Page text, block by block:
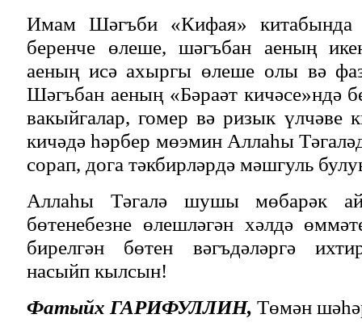
Имам Шәгъби «Кифая» китабында
беренче өлеше, шәгъбан аеның
аеның исә ахыргы өлеше олы вә
Шәгъбан аеның «Бәраәт кичәсе»ндә
вакыйгалар, гомер вә ризык үлчәве
кичәдә һәрбер мөэмин Аллаһы
сорап, дога тәкбирләрдә мәшгуль
Аллаһы Тәгалә шушы мөбарәк ай
бөтенебезне өлешләгән хәлдә
бирелгән бөтен вәгъдәләргә
насыйп кылсын!
Фатыйх ГАРИФУЛЛИН, Төмән